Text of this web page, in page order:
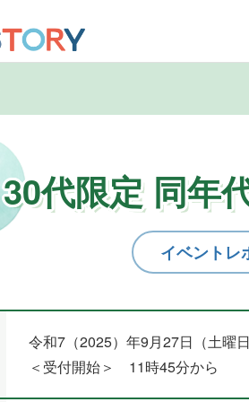
30代限定 同年
イベントレ
令和7（2025）年9月27日（土曜
＜受付開始＞ 11時45分から